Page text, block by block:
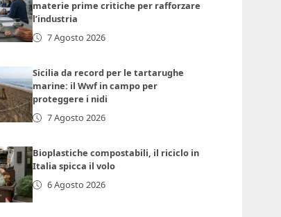
materie prime critiche per rafforzare
l’industria
7 Agosto 2026
Sicilia da record per le tartarughe
marine: il Wwf in campo per
proteggere i nidi
7 Agosto 2026
Bioplastiche compostabili, il riciclo in
Italia spicca il volo
6 Agosto 2026